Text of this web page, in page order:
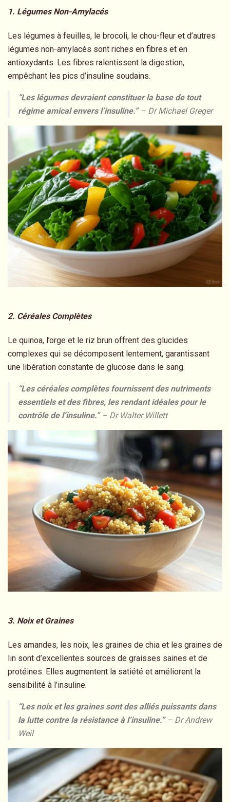
1. Légumes Non-Amylacés
Les légumes à feuilles, le brocoli, le chou-fleur et d’autres
légumes non-amylacés sont riches en fibres et en
antioxydants. Les fibres ralentissent la digestion,
empêchant les pics d’insuline soudains.
“Les légumes devraient constituer la base de tout
régime amical envers l’insuline.”– Dr Michael Greger
2. Céréales Complètes
Le quinoa, l’orge et le riz brun offrent des glucides
complexes qui se décomposent lentement, garantissant
une libération constante de glucose dans le sang.
“Les céréales complètes fournissent des nutriments
essentiels et des fibres, les rendant idéales pour le
contrôle de l’insuline.”– Dr Walter Willett
3. Noix et Graines
Les amandes, les noix, les graines de chia et les graines de
lin sont d’excellentes sources de graisses saines et de
protéines. Elles augmentent la satiété et améliorent la
sensibilité à l’insuline.
“Les noix et les graines sont des alliés puissants dans
la lutte contre la résistance à l’insuline.”– Dr Andrew
Weil